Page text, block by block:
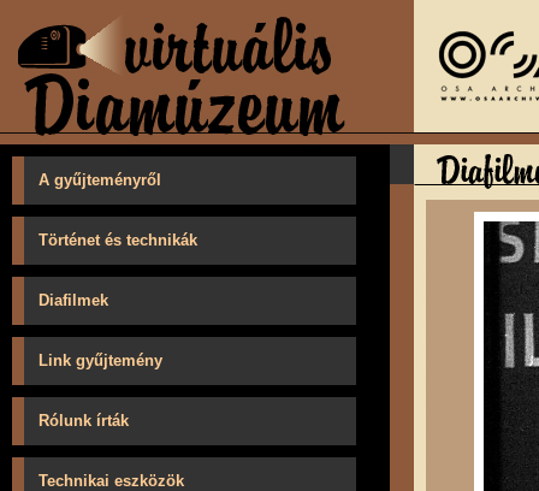
A gyűjteményről
Történet és technikák
Diafilmek
Link gyűjtemény
Rólunk írták
Technikai eszközök